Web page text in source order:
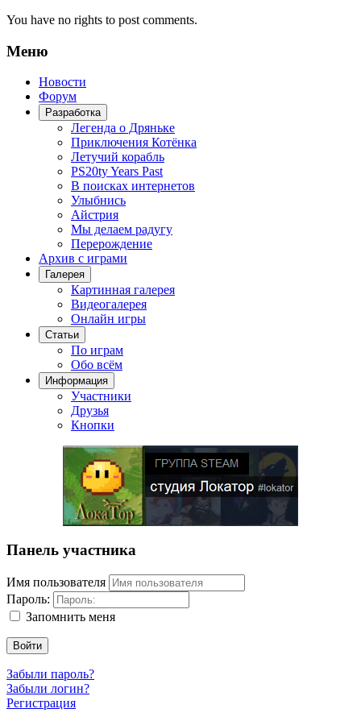
You have no rights to post comments.
Меню
Новости
Форум
Разработка
Легенда о Дряньке
Приключения Котёнка
Летучий корабль
PS20ty Years Past
В поисках интернетов
Улыбнись
Айстрия
Мы делаем радугу
Перерождение
Архив с играми
Галерея
Картинная галерея
Видеогалерея
Онлайн игры
Статьи
По играм
Обо всём
Информация
Участники
Друзья
Кнопки
Панель участника
Имя пользователя
Пароль:
Запомнить меня
Войти
Забыли пароль?
Забыли логин?
Регистрация